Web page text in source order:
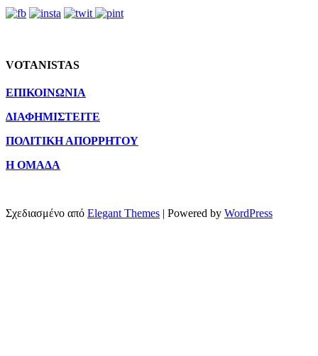
VOTANISTAS
ΕΠΙΚΟΙΝΩΝΙΑ
ΔΙΑΦΗΜΙΣΤΕΙΤΕ
ΠΟΛΙΤΙΚΗ ΑΠΟΡΡΗΤΟΥ
Η ΟΜΑΔΑ
Σχεδιασμένο από Elegant Themes | Powered by WordPress